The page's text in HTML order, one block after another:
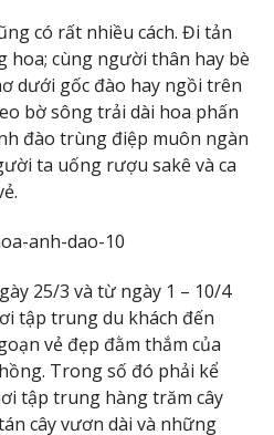
có rất nhiều cách. Đi tản
hoa; cùng người thân hay bè
dưới gốc đào hay ngồi trên
bờ sông trải dài hoa phấn
đào trùng điệp muôn ngàn
ta uống rượu sakê và ca
25/3 và từ ngày 1 – 10/4
tập trung du khách đến
vẻ đẹp đằm thắm của
Trong số đó phải kể
tập trung hàng trăm cây
cây vươn dài và những